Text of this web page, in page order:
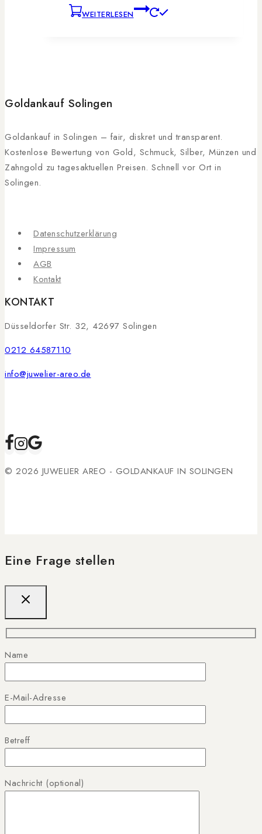
WEITERLESEN
Goldankauf Solingen
Goldankauf in Solingen – fair, diskret und transparent.
Kostenlose Bewertung von Gold, Schmuck, Silber, Münzen und
Zahngold zu tagesaktuellen Preisen. Schnell vor Ort in
Solingen.
Datenschutzerklärung
Impressum
AGB
Kontakt
KONTAKT
Düsseldorfer Str. 32, 42697 Solingen
0212 64587110
info@juwelier-areo.de
© 2026 JUWELIER AREO - GOLDANKAUF IN SOLINGEN
Eine Frage stellen
Name
E-Mail-Adresse
Betreff
Nachricht (optional)